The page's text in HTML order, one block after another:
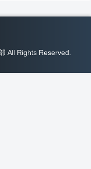
All Rights Reserved.